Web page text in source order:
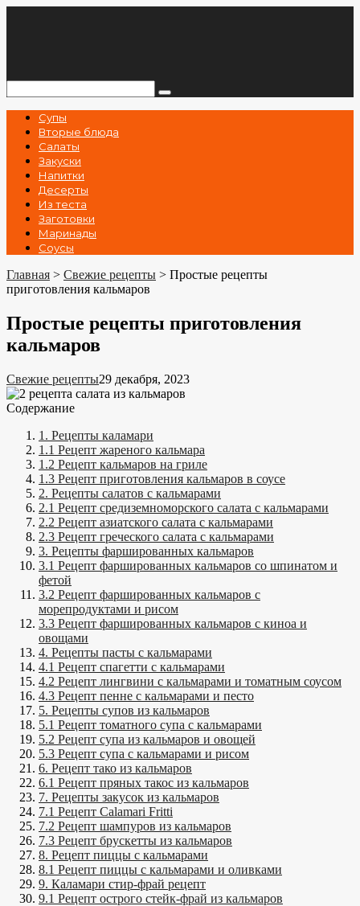
Супы
Вторые блюда
Салаты
Закуски
Напитки
Десерты
Из теста
Заготовки
Маринады
Соусы
Главная > Свежие рецепты > Простые рецепты
приготовления кальмаров
Простые рецепты приготовления
кальмаров
Свежие рецепты29 декабря, 2023
Содержание
1. Рецепты каламари
1.1 Рецепт жареного кальмара
1.2 Рецепт кальмаров на гриле
1.3 Рецепт приготовления кальмаров в соусе
2. Рецепты салатов с кальмарами
2.1 Рецепт средиземноморского салата с кальмарами
2.2 Рецепт азиатского салата с кальмарами
2.3 Рецепт греческого салата с кальмарами
3. Рецепты фаршированных кальмаров
3.1 Рецепт фаршированных кальмаров со шпинатом и
фетой
3.2 Рецепт фаршированных кальмаров с
морепродуктами и рисом
3.3 Рецепт фаршированных кальмаров с киноа и
овощами
4. Рецепты пасты с кальмарами
4.1 Рецепт спагетти с кальмарами
4.2 Рецепт лингвини с кальмарами и томатным соусом
4.3 Рецепт пенне с кальмарами и песто
5. Рецепты супов из кальмаров
5.1 Рецепт томатного супа с кальмарами
5.2 Рецепт супа из кальмаров и овощей
5.3 Рецепт супа с кальмарами и рисом
6. Рецепт тако из кальмаров
6.1 Рецепт пряных такос из кальмаров
7. Рецепты закусок из кальмаров
7.1 Рецепт Calamari Fritti
7.2 Рецепт шампуров из кальмаров
7.3 Рецепт брускетты из кальмаров
8. Рецепт пиццы с кальмарами
8.1 Рецепт пиццы с кальмарами и оливками
9. Каламари стир-фрай рецепт
9.1 Рецепт острого стейк-фрай из кальмаров